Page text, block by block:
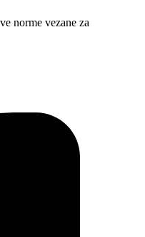
norme vezane za